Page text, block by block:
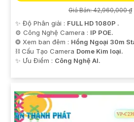
Giá Bán: 42,960,000 ₫
✨ Độ Phân giải : FULL HD 1080P .
⚙ Công Nghệ Camera : IP POE.
❂ Xem ban đêm : Hồng Ngoại 30m
⛓ Cấu Tạo Camera Dome Kim loại.
️✨ Ưu Điểm : Công Nghệ AI.